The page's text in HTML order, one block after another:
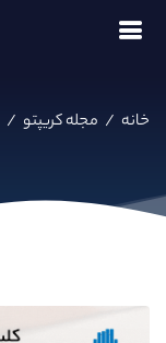
خانه / مجله کریپتو /